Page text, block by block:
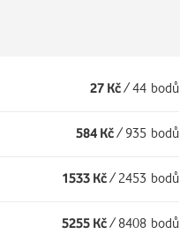
27 Kč/44 bodů
584 Kč/ 935 bodů
1533 Kč/ 2453 bodů
5255 Kč/ 8408 bodů